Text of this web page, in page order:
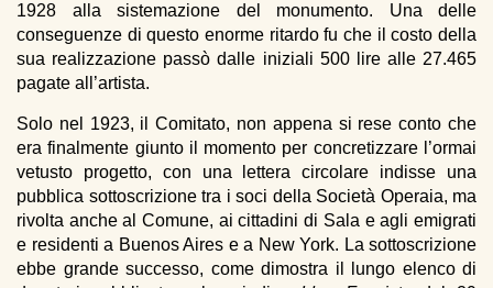
1928 alla sistemazione del monumento. Una delle
conseguenze di questo enorme ritardo fu che il costo della
sua realizzazione passò dalle iniziali 500 lire alle 27.465
pagate all’artista.
Solo nel 1923, il Comitato, non appena si rese conto che
era finalmente giunto il momento per concretizzare l’ormai
vetusto progetto, con una lettera circolare indisse una
pubblica sottoscrizione tra i soci della Società Operaia, ma
rivolta anche al Comune, ai cittadini di Sala e agli emigrati
e residenti a Buenos Aires e a New York. La sottoscrizione
ebbe grande successo, come dimostra il lungo elenco di